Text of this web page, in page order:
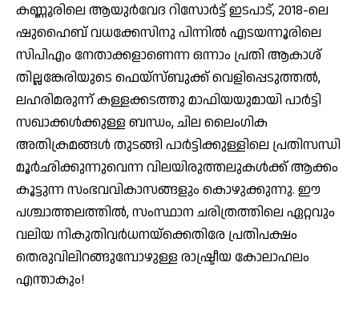
കണ്ണൂരിലെ ആയുര്‍വേദ റിസോര്‍ട്ട് ഇടപാട്, 2018-ലെ
ഷുഹൈബ് വധക്കേസിനു പിന്നില്‍ എടയന്നൂരിലെ
സിപിഎം നേതാക്കളാണെന്ന ഒന്നാം പ്രതി ആകാശ്
തില്ലങ്കേരിയുടെ ഫെയ്‌സ്ബുക്ക് വെളിപ്പെടുത്തല്‍,
ലഹരിമരുന്ന് കള്ളക്കടത്തു മാഫിയയുമായി പാര്‍ട്ടി
സഖാക്കള്‍ക്കുള്ള ബന്ധം, ചില ലൈംഗിക
അതിക്രമങ്ങള്‍ തുടങ്ങി പാര്‍ട്ടിക്കുള്ളിലെ പ്രതിസന്ധി
മൂര്‍ഛിക്കുന്നുവെന്ന വിലയിരുത്തലുകള്‍ക്ക് ആക്കം
കൂട്ടുന്ന സംഭവവികാസങ്ങളും കൊഴുക്കുന്നു. ഈ
പശ്ചാത്തലത്തില്‍, സംസ്ഥാന ചരിത്രത്തിലെ ഏറ്റവും
വലിയ നികുതിവര്‍ധനയ്‌ക്കെതിരേ പ്രതിപക്ഷം
തെരുവിലിറങ്ങുമ്പോഴുള്ള രാഷ്ട്രീയ കോലാഹലം
എന്താകും!